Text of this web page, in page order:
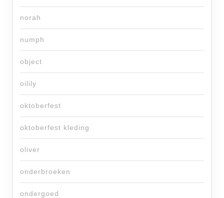
norah
numph
object
oilily
oktoberfest
oktoberfest kleding
oliver
onderbroeken
ondergoed